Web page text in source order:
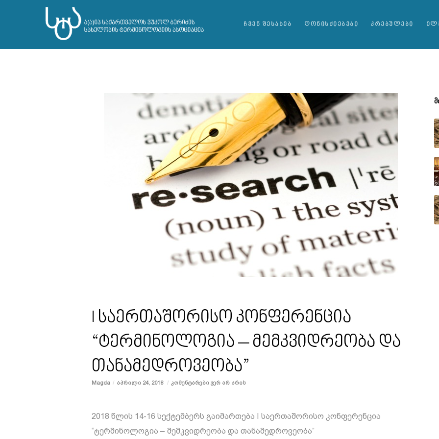
ᲩᲕᲔᲜ ᲨᲔᲡᲐᲮᲔᲑ ᲦᲝᲜᲘᲡᲫᲘᲔᲑᲔᲑᲘ ᲙᲠᲔᲑᲣᲚᲔᲑᲘ
I საერთაშორისო კონფერენცია
“ტერმინოლოგია – მემკვიდრეობა და
თანამედროვეობა”
Magda Აპრილი 24, 2018 Კომენტარები Ჯერ Არ Არის
2018 წლის 14-16 სექტემბერს გაიმართება I საერთაშორისო კონფერენცია
“ტერმინოლოგია – მემკვიდრეობა და თანამედროვეობა”